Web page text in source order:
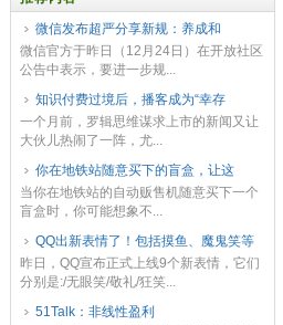
微信发布超严分享新规：​养成和
微信官方于昨日（12月24日）在开放社区
公告中表示，要进一步规...
知识付费过境后，播客成为“幸存
一个月前，罗辑思维谋求上市的新闻又让
大伙儿热闹了一阵，尤...
你在地铁站随意买下的盲盒，让这
当你在地铁站的自动贩售机随意买下一个
盲盒时，你可能想象不...
QQ出新表情了！包括摸鱼、魔鬼笑等
昨日，QQ宣布正式上线9个新表情，它们
分别是:/无眼笑/敬礼/狂笑...
51Talk：非线性盈利